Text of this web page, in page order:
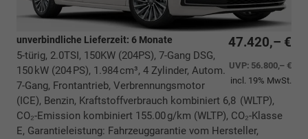
47.420,– €
UVP: 56.800,– €
incl. 19% MwSt.
unverbindliche Lieferzeit: 6 Monate
5-türig, 2.0TSI, 150KW (204PS), 7-Gang DSG,
150 kW (204 PS), 1.984 cm³, 4 Zylinder, Autom.
7-Gang, Frontantrieb, Verbrennungsmotor
(ICE), Benzin, Kraftstoffverbrauch kombiniert 6,8 (WLTP),
CO₂-Emission kombiniert 155.00 g/km (WLTP), CO₂-Klasse
E, Garantieleistung: Fahrzeuggarantie vom Hersteller,